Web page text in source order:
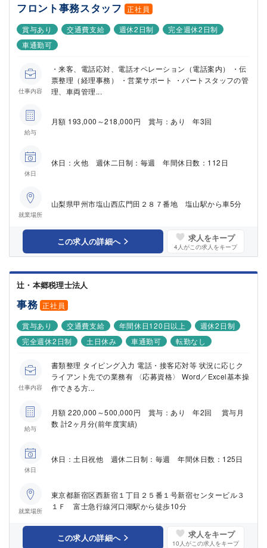
フロント事務スタッフ 正社員
賞与あり
交通費支給 週休2日制
完全週休2日制
車通勤可
仕事内容
・来客、電話応対、電話オペレーション（電話案内） ・伝
票整理（経理事務） ・営業サポート ・パートスタッフの管
理、車両管理...
給与
月額 193,000～218,000円 賞与：あり 年3回
休日
休日：火他 週休二日制：毎週 年間休日数：112日
就業場所
山梨県甲州市塩山西広門田２８７番地 塩山駅から車5分
この求人の詳細へ 求人をキープ
4 人がこの求人をキープ
辻・本郷税理士法人
事務 正社員
賞与あり
交通費支給 年間休日120日以上
週休2日制
完全週休2日制
土日休み 車通勤可 転勤なし
仕事内容
書類整理 タイピング入力 電話・接客応対等 状況に応じク
ライアント先での業務有 〈応募資格〉 Word／Excel基本操
作できる方...
給与
月額 220,000～500,000円 賞与：あり 年2回 賞与月
数 計2ヶ月分(前年度実績)
休日
休日：土日祝他 週休二日制：毎週 年間休日数：125日
就業場所
東京都新宿区西新宿１丁目２５番１号新宿センタービル３
１Ｆ 富士急行線河口湖駅から徒歩10分
この求人の詳細へ 求人をキープ
10 人がこの求人をキープ